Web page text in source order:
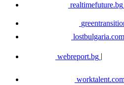
realtimefuture.bg
lostbulgaria.com
webreport.bg